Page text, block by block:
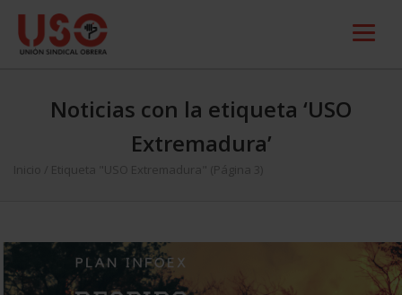
Noticias con la etiqueta ‘USO
Extremadura’
Inicio Etiqueta "USO Extremadura" (Página 3)